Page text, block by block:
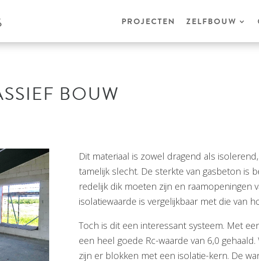
PROJECTEN ZELFBOUW
BOUW
Dit materiaal is zowel dragend als
tamelijk slecht. De sterkte van gasbeton is
redelijk dik moeten zijn en raamopeningen
isolatiewaarde is vergelijkbaar met die van
Toch is dit een interessant systeem. Met
een heel goede Rc-waarde van 6,0
zijn er blokken met een isolatie-kern. De